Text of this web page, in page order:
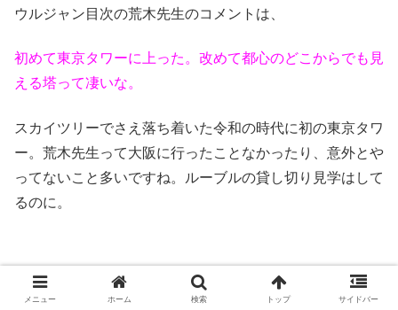
ウルジャン目次の荒木先生のコメントは、
初めて東京タワーに上った。改めて都心のどこからでも見
える塔って凄いな。
スカイツリーでさえ落ち着いた令和の時代に初の東京タワ
ー。荒木先生って大阪に行ったことなかったり、意外とや
ってないこと多いですね。ルーブルの貸し切り見学はして
るのに。
メニュー ホーム 検索 トップ サイドバー